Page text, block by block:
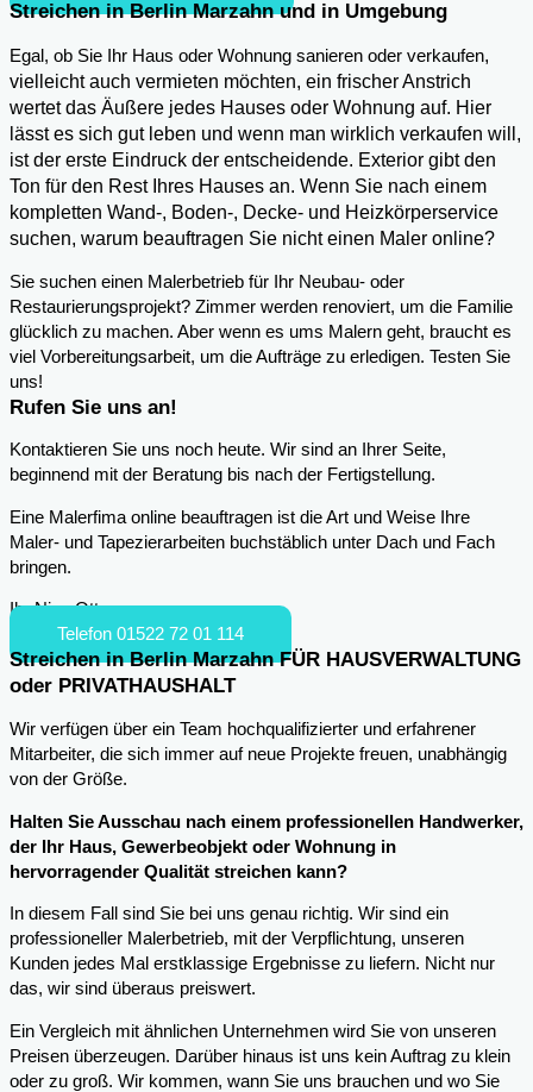
Streichen in Berlin Marzahn und in Umgebung
Egal, ob Sie Ihr Haus oder Wohnung sanieren oder verkaufen,
vielleicht auch vermieten möchten, ein frischer Anstrich
wertet das Äußere jedes Hauses oder Wohnung auf. Hier
lässt es sich gut leben und wenn man wirklich verkaufen will,
ist der erste Eindruck der entscheidende. Exterior gibt den
Ton für den Rest Ihres Hauses an. Wenn Sie nach einem
kompletten Wand-, Boden-, Decke- und Heizkörperservice
suchen, warum beauftragen Sie nicht einen Maler online?
Sie suchen einen Malerbetrieb für Ihr Neubau- oder
Restaurierungsprojekt? Zimmer werden renoviert, um die Familie
glücklich zu machen. Aber wenn es ums Malern geht, braucht es
viel Vorbereitungsarbeit, um die Aufträge zu erledigen. Testen Sie
uns!
Rufen Sie uns an!
Kontaktieren Sie uns noch heute. Wir sind an Ihrer Seite,
beginnend mit der Beratung bis nach der Fertigstellung.
Eine Malerfima online beauftragen ist die Art und Weise Ihre
Maler- und Tapezierarbeiten buchstäblich unter Dach und Fach
bringen.
Ihr Nico Otto
Telefon 01522 72 01 114
Streichen in Berlin Marzahn FÜR HAUSVERWALTUNG
oder PRIVATHAUSHALT
Wir verfügen über ein Team hochqualifizierter und erfahrener
Mitarbeiter, die sich immer auf neue Projekte freuen, unabhängig
von der Größe.
Halten Sie Ausschau nach einem professionellen Handwerker,
der Ihr Haus, Gewerbeobjekt oder Wohnung in
hervorragender Qualität streichen kann?
In diesem Fall sind Sie bei uns genau richtig. Wir sind ein
professioneller Malerbetrieb, mit der Verpflichtung, unseren
Kunden jedes Mal erstklassige Ergebnisse zu liefern. Nicht nur
das, wir sind überaus preiswert.
Ein Vergleich mit ähnlichen Unternehmen wird Sie von unseren
Preisen überzeugen. Darüber hinaus ist uns kein Auftrag zu klein
oder zu groß. Wir kommen, wann Sie uns brauchen und wo Sie